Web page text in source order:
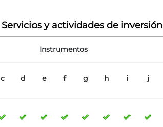
Servicios y actividades de inversión
Instrumentos
c d e f g h i j